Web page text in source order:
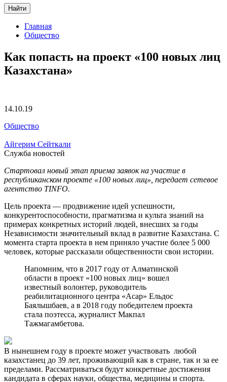
Найти
Главная
Общество
Как попасть на проект «100 новых лиц
Казахстана»
14.10.19
Общество
Айгерим Сейткали
Служба новостей
Стартовал новый этап приема заявок на участие в
республиканском проекте «100 новых лиц», передает сетевое
агентство TINFO.
Цель проекта — продвижение идей успешности,
конкурентоспособности, прагматизма и культа знаний на
примерах конкретных историй людей, внесших за годы
Независимости значительный вклад в развитие Казахстана. С
момента старта проекта в нем приняло участие более 5 000
человек, которые рассказали общественности свои истории.
Напомним, что в 2017 году от Алматинской
области в проект «100 новых лиц» вошел
известный волонтер, руководитель
реабилитационного центра «Асар» Ельдос
Баялышбаев, а в 2018 году победителем проекта
стала поэтесса, журналист Макпал
Тажмагамбетова.
В нынешнем году в проекте может участвовать любой
казахстанец до 39 лет, проживающий как в стране, так и за ее
пределами. Рассматриваться будут конкретные достижения
кандидата в сферах науки, общества, медицины и спорта.